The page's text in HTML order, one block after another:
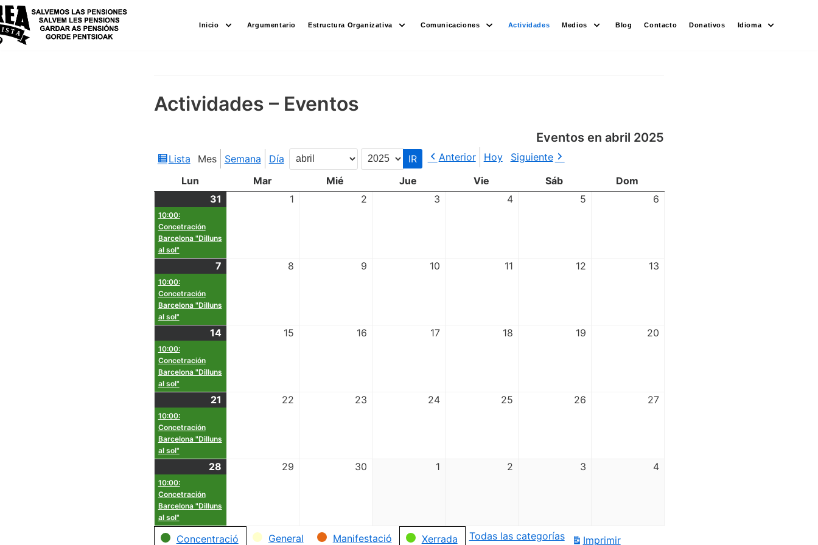
Saltar
al
contenido
Inicio Argumentario Estructura Organizativa Comunicaciones Actividades Medios Blog Contacto Donativos Idioma
Actividades – Eventos
Eventos en abril 2025
Ver
como
Lista Mes Semana Día
Mes
Año
Anterior Hoy
Siguiente
Lun
Mar Mié Jue Vie Sáb
Dom
31
10:00:
Concetración
Barcelona "Dilluns
al sol"
1 2 3 4 5 6
7
10:00:
Concetración
Barcelona "Dilluns
al sol"
8 9 10 11 12 13
14
10:00:
Concetración
Barcelona "Dilluns
al sol"
15 16 17 18 19 20
21
10:00:
Concetración
Barcelona "Dilluns
al sol"
22 23 24 25 26 27
28
10:00:
Concetración
Barcelona "Dilluns
al sol"
29 30 1 2 3 4
Categorías
Concentració General Manifestació Xerrada Todas las categorías Imprimir